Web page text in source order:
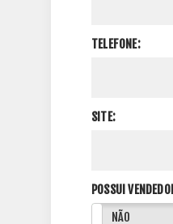
TELEFONE:
SITE:
POSSUI
NÃO